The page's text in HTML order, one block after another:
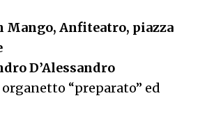
Mango, Anfiteatro, piazza
D’Alessandro
“preparato” ed